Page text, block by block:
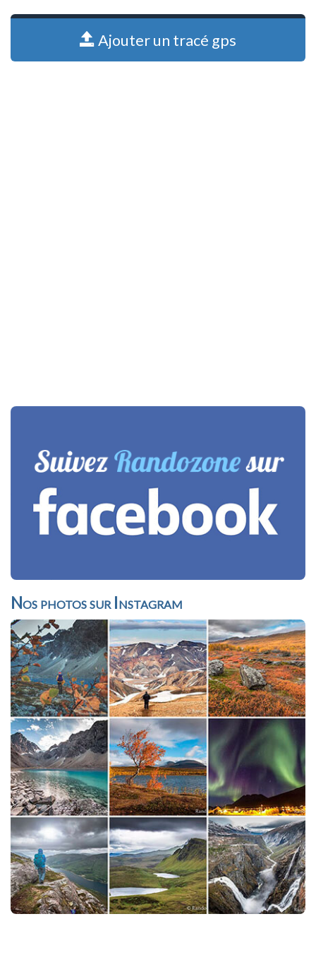
Ajouter un tracé gps
Nos photos sur Instagram